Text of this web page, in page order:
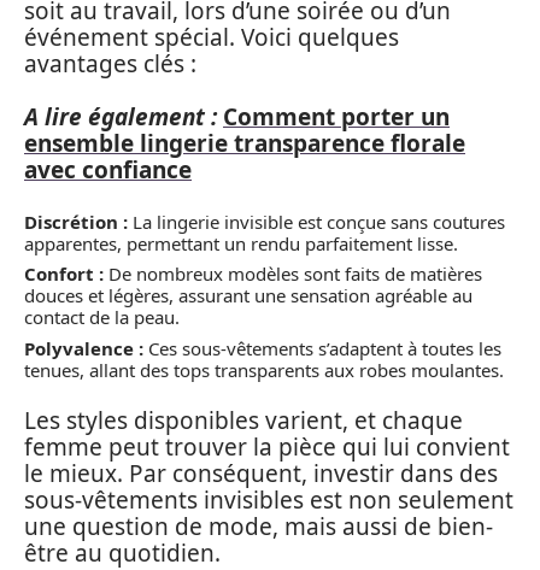
soit au travail, lors d’une soirée ou d’un
événement spécial. Voici quelques
avantages clés :
A lire également : Comment porter un
ensemble lingerie transparence florale
avec confiance
Discrétion : La lingerie invisible est conçue sans coutures
apparentes, permettant un rendu parfaitement lisse.
Confort : De nombreux modèles sont faits de matières
douces et légères, assurant une sensation agréable au
contact de la peau.
Polyvalence : Ces sous-vêtements s’adaptent à toutes les
tenues, allant des tops transparents aux robes moulantes.
Les styles disponibles varient, et chaque
femme peut trouver la pièce qui lui convient
le mieux. Par conséquent, investir dans des
sous-vêtements invisibles est non seulement
une question de mode, mais aussi de bien-
être au quotidien.